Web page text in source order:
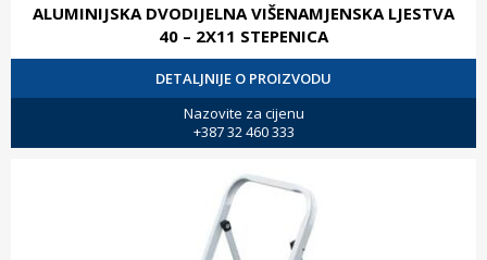
ALUMINIJSKA DVODIJELNA VIŠENAMJENSKA LJESTVA
40 – 2X11 STEPENICA
DETALJNIJE O PROIZVODU
Nazovite za cijenu
+387 32 460 333